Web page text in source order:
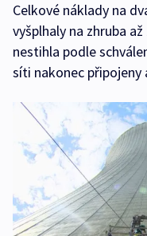
Celkové náklady na
vyšplhaly na zhruba
nestihla podle
síti nakonec připojeny